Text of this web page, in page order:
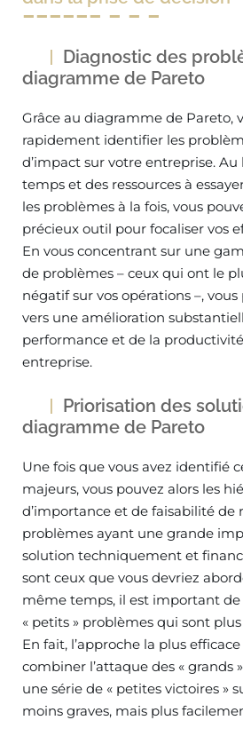
Diagnostic des
diagramme de Pareto
Grâce au diagramme de Pareto,
rapidement identifier les
d’impact sur votre entreprise.
temps et des ressources à
les problèmes à la fois, vous
précieux outil pour focaliser vos
En vous concentrant sur une
de problèmes – ceux qui ont le
négatif sur vos opérations –,
vers une amélioration
performance et de la
entreprise.
Priorisation des
diagramme de Pareto
Une fois que vous avez identifié
majeurs, vous pouvez alors les
d’importance et de faisabilité de
problèmes ayant une grande
solution techniquement et
sont ceux que vous devriez
même temps, il est important de
« petits » problèmes qui sont
En fait, l’approche la plus
combiner l’attaque des « grands
une série de « petites victoires »
moins graves, mais plus